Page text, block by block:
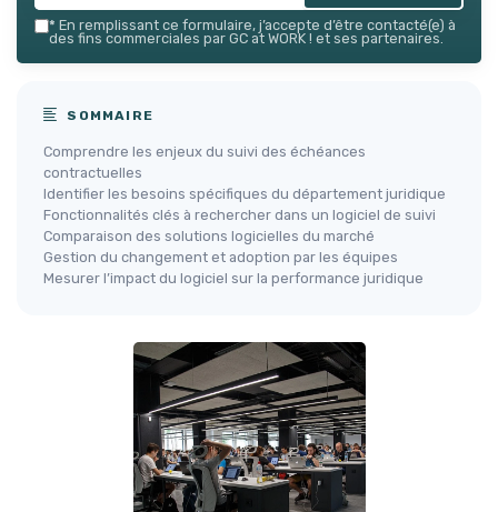
* En remplissant ce formulaire, j’accepte d’être contacté(e) à
des fins commerciales par GC at WORK ! et ses partenaires.
SOMMAIRE
Comprendre les enjeux du suivi des échéances
contractuelles
Identifier les besoins spécifiques du département juridique
Fonctionnalités clés à rechercher dans un logiciel de suivi
Comparaison des solutions logicielles du marché
Gestion du changement et adoption par les équipes
Mesurer l’impact du logiciel sur la performance juridique